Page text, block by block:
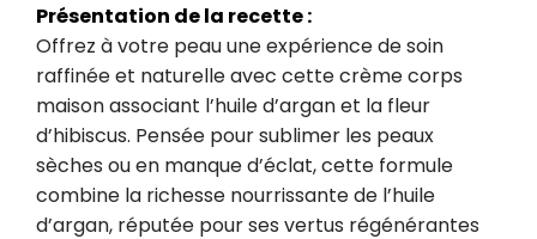
Présentation de la recette :
Offrez à votre peau une expérience de soin
raffinée et naturelle avec cette crème corps
maison associant l’huile d’argan et la fleur
d’hibiscus. Pensée pour sublimer les peaux
sèches ou en manque d’éclat, cette formule
combine la richesse nourrissante de l’huile
d’argan, réputée pour ses vertus régénérantes